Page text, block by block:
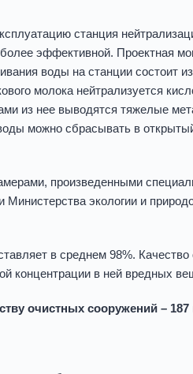
станция
эффективной. Проектная
воды на станции состоит
молока нейтрализуется
из нее выводятся тяжелые
можно сбрасывать в
произведенными
экологии и
в среднем 98%.
концентрации в ней вредных
очистных сооружений –